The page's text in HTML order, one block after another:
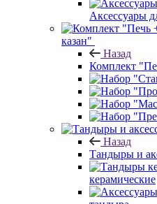
Аксессуары
казан"
Назад
Комплект
Назад
Тандыры и
керамические